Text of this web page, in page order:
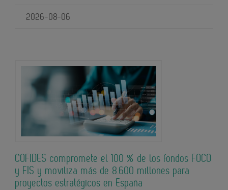
2026-08-06
COFIDES compromete el 100 % de los fondos FOCO
y FIS y moviliza más de 8.600 millones para
proyectos estratégicos en España